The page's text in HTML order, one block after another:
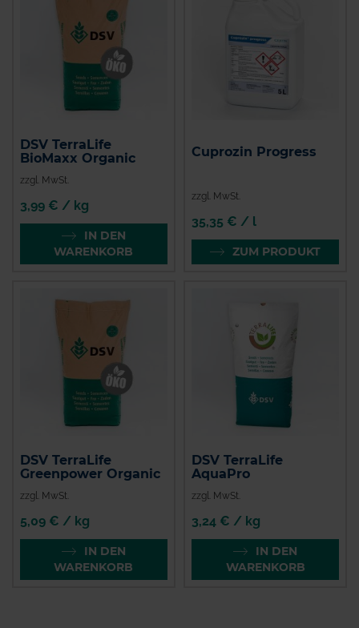
DSV TerraLife
BioMaxx Organic
zzgl. MwSt.
3,99 € / kg
IN DEN
WARENKORB
Cuprozin Progress
zzgl. MwSt.
35,35 € / l
ZUM PRODUKT
DSV TerraLife
Greenpower Organic
zzgl. MwSt.
5,09 € / kg
IN DEN
WARENKORB
DSV TerraLife
AquaPro
zzgl. MwSt.
3,24 € / kg
IN DEN
WARENKORB